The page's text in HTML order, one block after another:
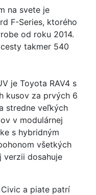
na svete je
F-Series, ktorého
od roku 2014.
takmer 540
je Toyota RAV4 s
kusov za prvých 6
stredne veľkých
v modulárnej
s hybridným
všetkých
verzii dosahuje
a piate patrí